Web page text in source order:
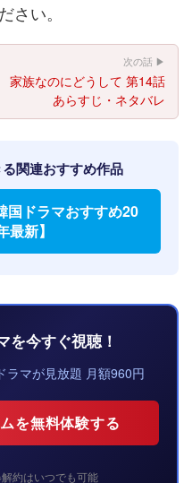
さい。
次の話 ▶
家族なのにどうして 第14話
あらすじ・ネタバレ
関連おすすめ作品
ドラマおすすめ20
最新】
を今すぐ視聴！
ラマが見放題 月額960円
を無料体験する
約はいつでも可能